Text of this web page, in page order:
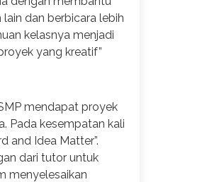
dan berbicara lebih
kelasnya menjadi
yang kreatif”
mendapat proyek
Pada kesempatan kali
and Idea Matter”.
dari tutor untuk
menyelesaikan